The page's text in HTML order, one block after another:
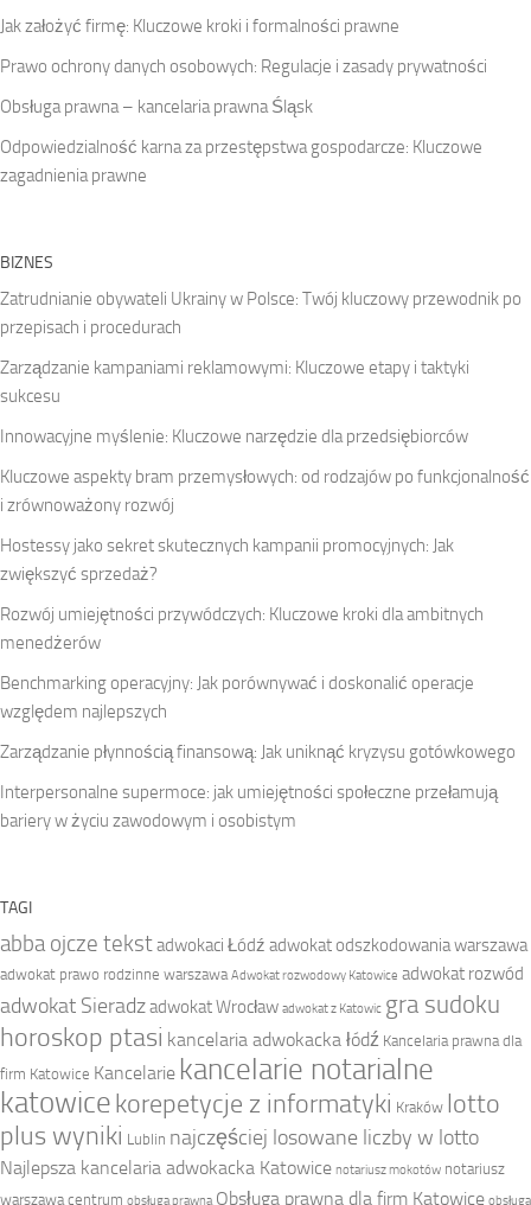
Jak założyć firmę: Kluczowe kroki i formalności prawne
Prawo ochrony danych osobowych: Regulacje i zasady prywatności
Obsługa prawna – kancelaria prawna Śląsk
Odpowiedzialność karna za przestępstwa gospodarcze: Kluczowe
zagadnienia prawne
BIZNES
Zatrudnianie obywateli Ukrainy w Polsce: Twój kluczowy przewodnik po
przepisach i procedurach
Zarządzanie kampaniami reklamowymi: Kluczowe etapy i taktyki
sukcesu
Innowacyjne myślenie: Kluczowe narzędzie dla przedsiębiorców
Kluczowe aspekty bram przemysłowych: od rodzajów po funkcjonalność
i zrównoważony rozwój
Hostessy jako sekret skutecznych kampanii promocyjnych: Jak
zwiększyć sprzedaż?
Rozwój umiejętności przywódczych: Kluczowe kroki dla ambitnych
menedżerów
Benchmarking operacyjny: Jak porównywać i doskonalić operacje
względem najlepszych
Zarządzanie płynnością finansową: Jak uniknąć kryzysu gotówkowego
Interpersonalne supermoce: jak umiejętności społeczne przełamują
bariery w życiu zawodowym i osobistym
TAGI
abba ojcze tekstadwokaci Łódź adwokat odszkodowania warszawa
adwokat prawo rodzinne warszawa Adwokat rozwodowy Katowice adwokat rozwód
adwokat Sieradzadwokat Wrocław adwokat z Katowic gra sudoku
horoskop ptasi kancelaria adwokacka łódź Kancelaria prawna dla
firm Katowice Kancelarie kancelarie notarialne
katowicekorepetycje z informatyki Kraków lotto
plus wyniki Lublin najczęściej losowane liczby w lotto
Najlepsza kancelaria adwokacka Katowice notariusz mokotów notariusz
warszawa centrum obsługa prawna Obsługa prawna dla firm Katowice obsługa